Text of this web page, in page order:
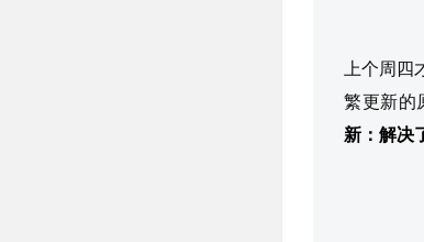
上个周四
繁更新的
新：解决